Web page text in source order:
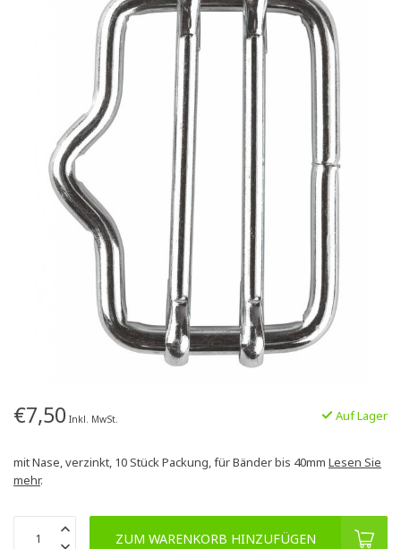
€7,50 Inkl. MwSt. Auf Lager
mit Nase, verzinkt, 10 Stück Packung, für Bänder bis 40mm Lesen Sie
mehr.
ZUM WARENKORB HINZUFÜGEN